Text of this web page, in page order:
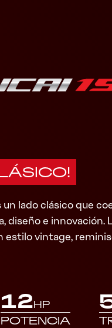
lado clásico que
diseño e innovación.
estilo vintage,
12HP
POTENCIA